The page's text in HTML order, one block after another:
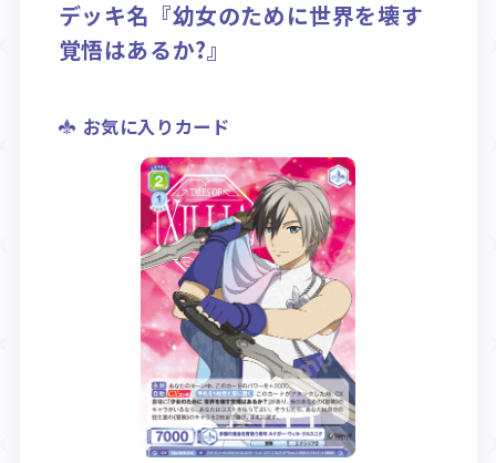
デッキ名『幼女のために世界を壊す
覚悟はあるか?』
お気に入りカード